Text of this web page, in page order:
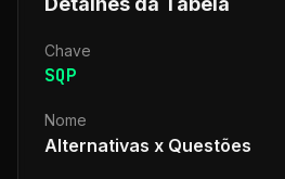
Chave
SQP
Nome
Alternativas x Questões